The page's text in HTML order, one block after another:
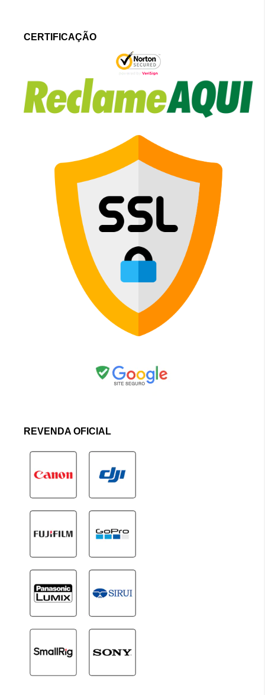
CERTIFICAÇÃO
REVENDA OFICIAL